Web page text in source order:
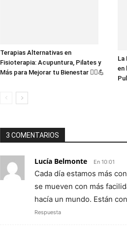
Terapias Alternativas en
Fisioterapia: Acupuntura, Pilates y
Más para Mejorar tu Bienestar 💆‍♂️💪
La
en
3 COMENTARIOS
Lucía Belmonte En 10:01
Cada día estamos más
se mueven con más
hacía un mundo. Están
Respuesta